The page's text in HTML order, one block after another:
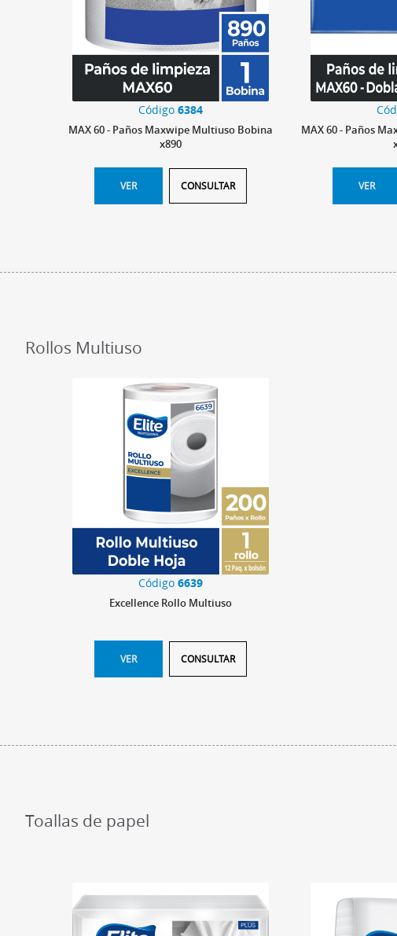
Código 6384
MAX 60 - Paños Maxwipe Multiuso Bobina
x890
VER CONSULTAR
MAX 60 - Paños
VER
Rollos Multiuso
Código 6639
Excellence Rollo Multiuso
VER CONSULTAR
Toallas de papel